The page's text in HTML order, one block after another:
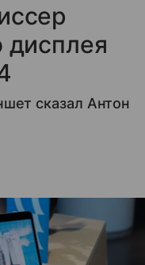
дисплея
сказал Антон